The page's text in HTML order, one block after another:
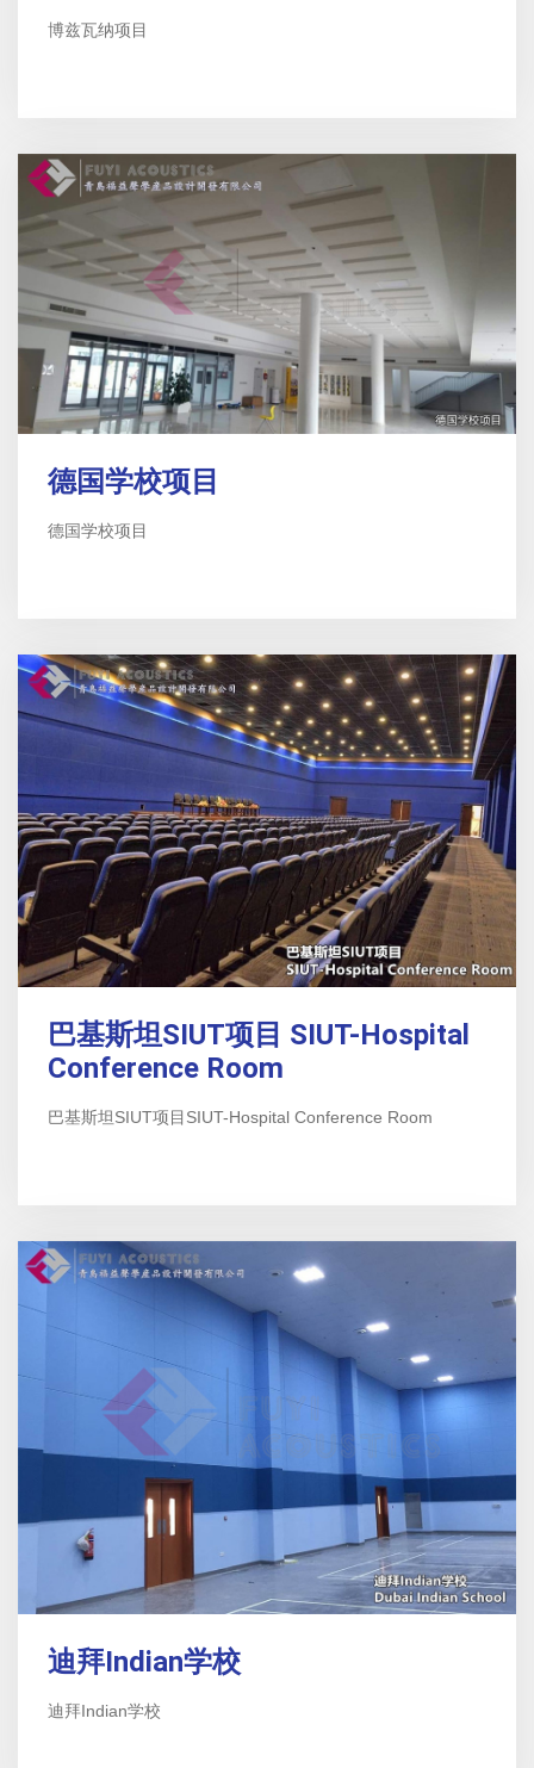
博兹瓦纳项目
德国学校项目
德国学校项目
巴基斯坦SIUT项目 SIUT-Hospital
Conference Room
巴基斯坦SIUT项目SIUT-Hospital Conference Room
迪拜Indian学校
迪拜Indian学校